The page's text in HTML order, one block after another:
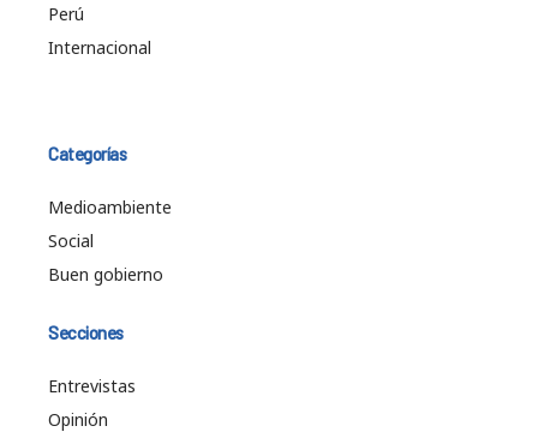
Perú
Internacional
Categorías
Medioambiente
Social
Buen gobierno
Secciones
Entrevistas
Opinión